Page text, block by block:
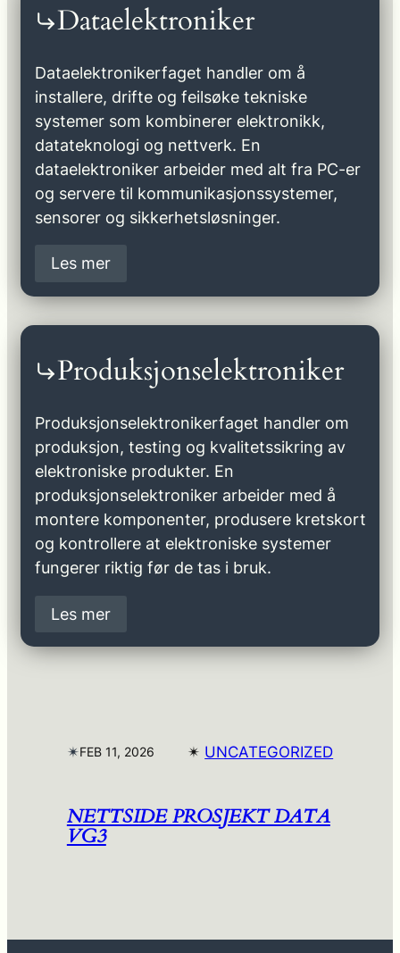
Dataelektroniker
Dataelektronikerfaget handler om å
installere, drifte og feilsøke tekniske
systemer som kombinerer elektronikk,
datateknologi og nettverk. En
dataelektroniker arbeider med alt fra PC-er
og servere til kommunikasjonssystemer,
sensorer og sikkerhetsløsninger.
Les mer
Produksjonselektroniker
Produksjonselektronikerfaget handler om
produksjon, testing og kvalitetssikring av
elektroniske produkter. En
produksjonselektroniker arbeider med å
montere komponenter, produsere kretskort
og kontrollere at elektroniske systemer
fungerer riktig før de tas i bruk.
Les mer
✴︎FEB 11, 2026 ✴︎ UNCATEGORIZED
NETTSIDE PROSJEKT DATA
VG3